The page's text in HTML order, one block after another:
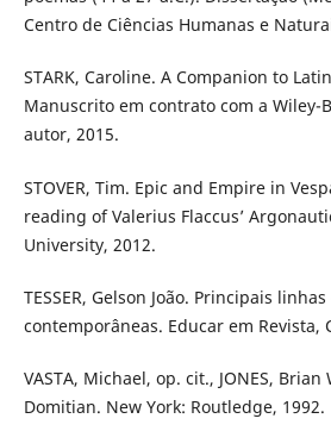
Centro de Ciências Humanas e
STARK, Caroline. A Companion to
Manuscrito em contrato com a Wiley-
autor, 2015.
STOVER, Tim. Epic and Empire in
reading of Valerius Flaccus’
University, 2012.
TESSER, Gelson João. Principais
contemporâneas. Educar em Revista,
VASTA, Michael, op. cit., JONES,
Domitian. New York: Routledge, 1992.